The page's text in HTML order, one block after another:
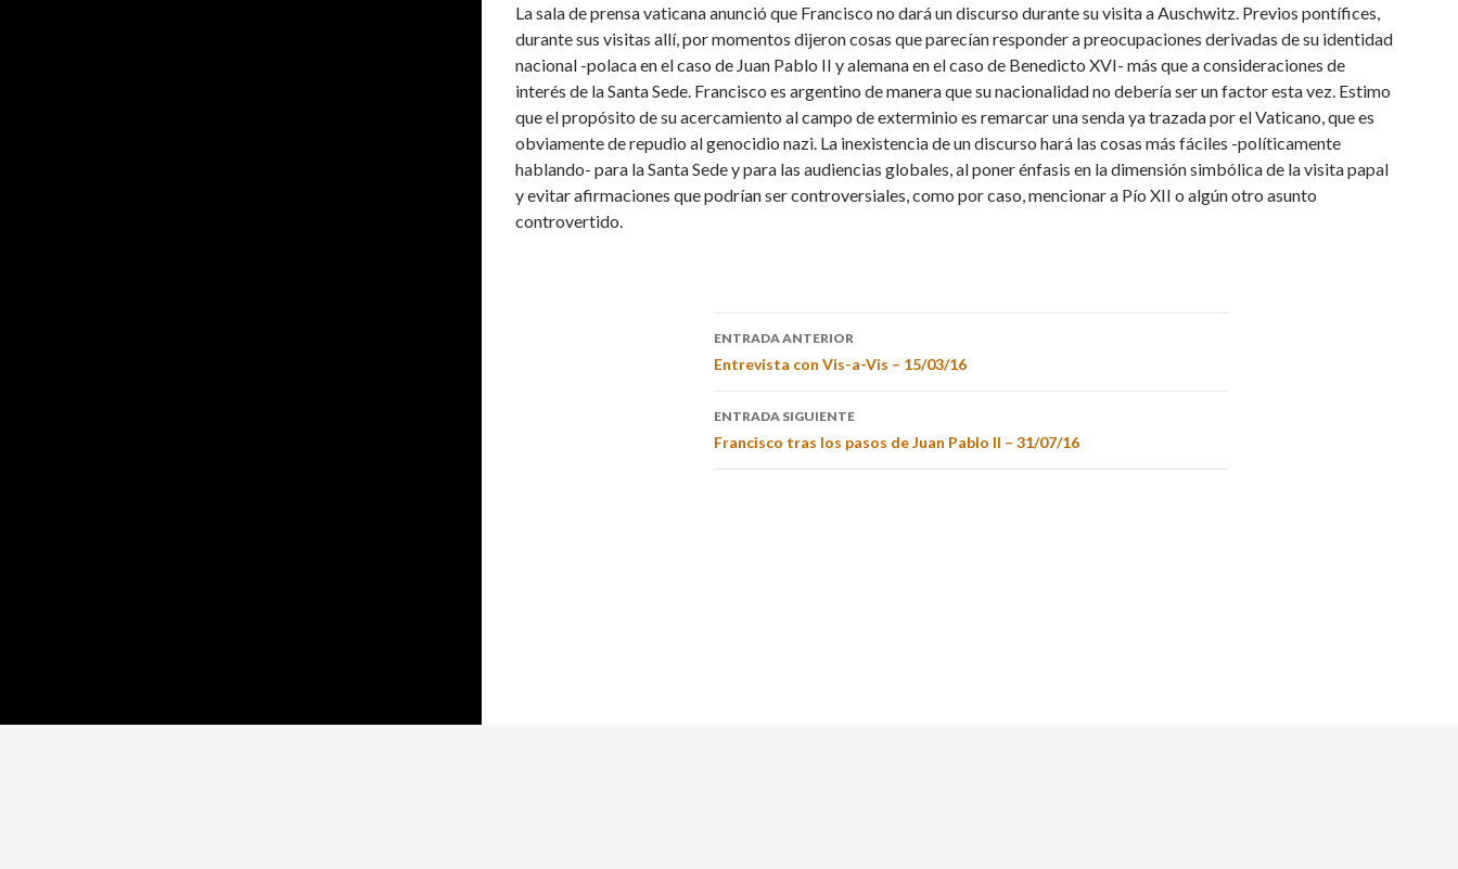
La sala de prensa vaticana anunció que Francisco no dará un discurso durante su visita a Auschwitz. Previos pontífices,
durante sus visitas allí, por momentos dijeron cosas que parecían responder a preocupaciones derivadas de su identidad
nacional -polaca en el caso de Juan Pablo II y alemana en el caso de Benedicto XVI- más que a consideraciones de
interés de la Santa Sede. Francisco es argentino de manera que su nacionalidad no debería ser un factor esta vez. Estimo
que el propósito de su acercamiento al campo de exterminio es remarcar una senda ya trazada por el Vaticano, que es
obviamente de repudio al genocidio nazi. La inexistencia de un discurso hará las cosas más fáciles -políticamente
hablando- para la Santa Sede y para las audiencias globales, al poner énfasis en la dimensión simbólica de la visita papal
y evitar afirmaciones que podrían ser controversiales, como por caso, mencionar a Pío XII o algún otro asunto
controvertido.
ENTRADA ANTERIOR
Entrevista con Vis-a-Vis – 15/03/16
ENTRADA SIGUIENTE
Francisco tras los pasos de Juan Pablo II – 31/07/16